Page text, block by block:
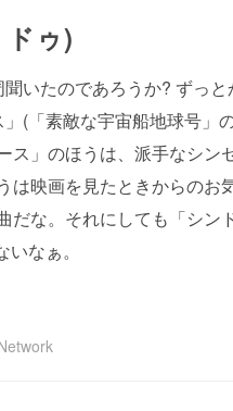
ゥ)
いたのであろうか? ずっ
(「素敵な宇宙船地球号」
ス」のほうは、派手なシン
は映画を見たときからのお
だな。それにしても「シン
なぁ。